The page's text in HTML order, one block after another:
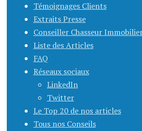
Témoignages Clients
Extraits Presse
Conseiller Chasseur
Liste des Articles
FAQ
Réseaux sociaux
LinkedIn
Twitter
Le Top 20 de nos articles
Tous nos Conseils